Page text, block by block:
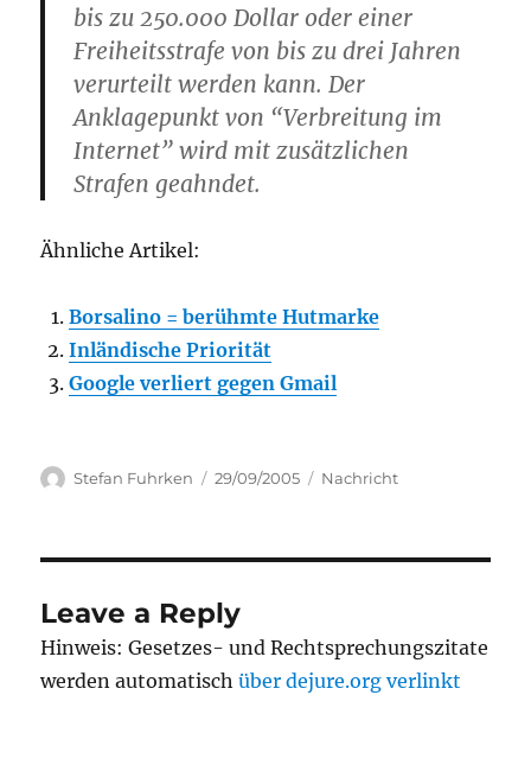
bis zu 250.000 Dollar oder einer
Freiheitsstrafe von bis zu drei Jahren
verurteilt werden kann. Der
Anklagepunkt von “Verbreitung im
Internet” wird mit zusätzlichen
Strafen geahndet.
Ähnliche Artikel:
Borsalino = berühmte Hutmarke
Inländische Priorität
Google verliert gegen Gmail
Author
Stefan Fuhrken
Posted
29/09/2005 Categories
Nachricht
Leave a Reply
Hinweis: Gesetzes- und Rechtsprechungszitate
werden automatischüber dejure.org verlinkt